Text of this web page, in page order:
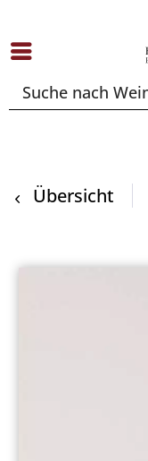
Übersicht